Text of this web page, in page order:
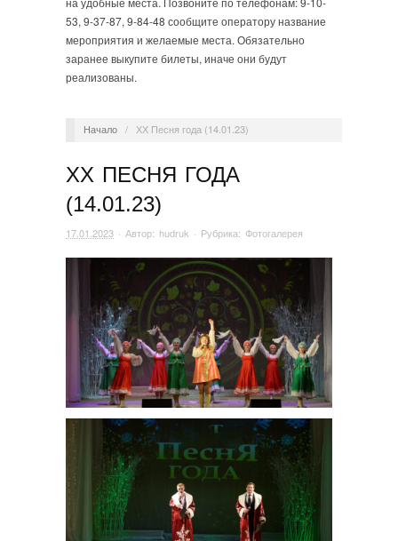
53, 9-37-87, 9-84-48 сообщите оператору название
мероприятия и желаемые места. Обязательно
заранее выкупите билеты, иначе они будут
реализованы.
Начало / ХХ Песня года (14.01.23)
ХХ ПЕСНЯ ГОДА
(14.01.23)
17.01.2023 · Автор: hudruk · Рубрика: Фотогалерея